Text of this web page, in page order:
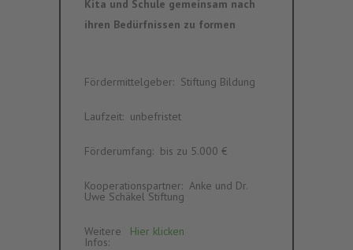
Kita und Schule gemeinsam nach
ihren Bedürfnissen zu formen
Fördermittelgeber:‎ ‎ Stiftung Bildung
Laufzeit:‎ ‎ unbefristet
Förderumfang:‎ ‎ bis zu 5.000 €
Kooperationspartner:‎ ‎ Anke und Dr.
Uwe Schäkel Stiftung
Weitere
Infos:‎ ‎
Hier klicken